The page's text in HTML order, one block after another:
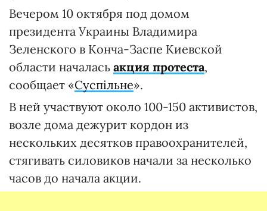
Вечером 10 октября под домом
президента Украины Владимира
Зеленского в Конча-Заспе Киевской
области началась акция протеста,
сообщает «Суспільне».
В ней участвуют около 100-150 активистов,
возле дома дежурит кордон из
нескольких десятков правоохранителей,
стягивать силовиков начали за несколько
часов до начала акции.